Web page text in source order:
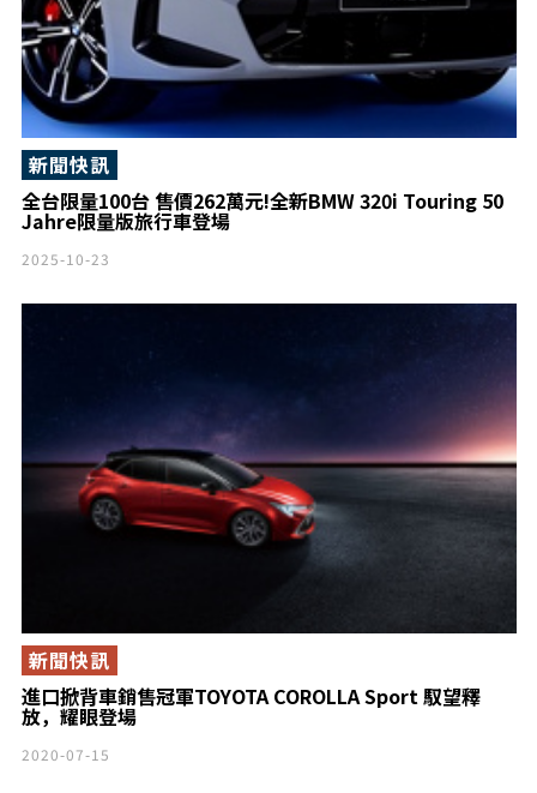
全台限量100台 售價262萬元!全新BMW 320i Touring 50
Jahre限量版旅行車登場
新聞快訊
2025-10-23
進口掀背車銷售冠軍TOYOTA COROLLA Sport 馭望釋
放，耀眼登場
新聞快訊
2020-07-15